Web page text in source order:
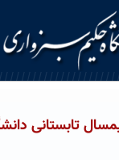
تابستانی